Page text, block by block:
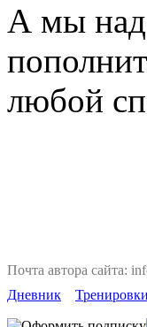
А мы
любой
Почта автора сайта:
Дневник
Тренировки